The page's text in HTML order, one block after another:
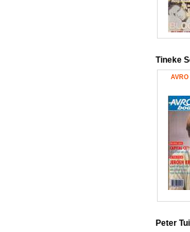
Tineke
Peter